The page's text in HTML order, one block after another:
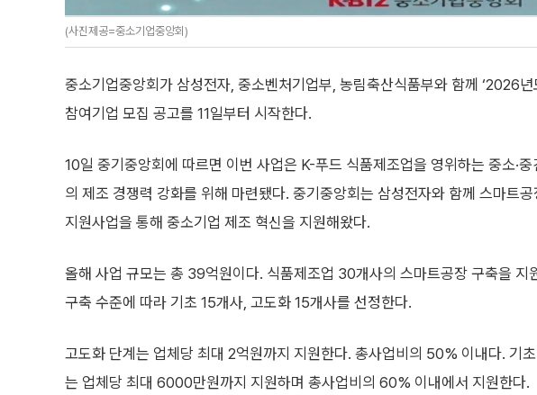
(사진제공=중소기업중앙회)
중소기업중앙회가 삼성전자, 중소벤처기업부, 농림축산식품부와 함께 ‘2026
참여기업 모집 공고를 11일부터 시작한다.
10일 중기중앙회에 따르면 이번 사업은 K-푸드 식품제조업을 영위하는 중소·중
의 제조 경쟁력 강화를 위해 마련됐다. 중기중앙회는 삼성전자와 함께 스마트공
지원사업을 통해 중소기업 제조 혁신을 지원해왔다.
올해 사업 규모는 총 39억원이다. 식품제조업 30개사의 스마트공장 구축을 지
구축 수준에 따라 기초 15개사, 고도화 15개사를 선정한다.
고도화 단계는 업체당 최대 2억원까지 지원한다. 총사업비의 50% 이내다. 기초
는 업체당 최대 6000만원까지 지원하며 총사업비의 60% 이내에서 지원한다.